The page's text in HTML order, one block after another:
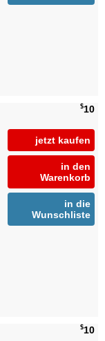
$10
jetzt kaufen
in den
Warenkorb
in die
Wunschliste
$10